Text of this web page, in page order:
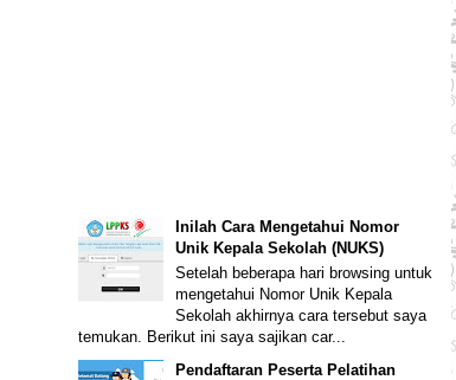
Inilah Cara Mengetahui Nomor
Unik Kepala Sekolah (NUKS)
Setelah beberapa hari browsing untuk
mengetahui Nomor Unik Kepala
Sekolah akhirnya cara tersebut saya
temukan. Berikut ini saya sajikan car...
Pendaftaran Peserta Pelatihan